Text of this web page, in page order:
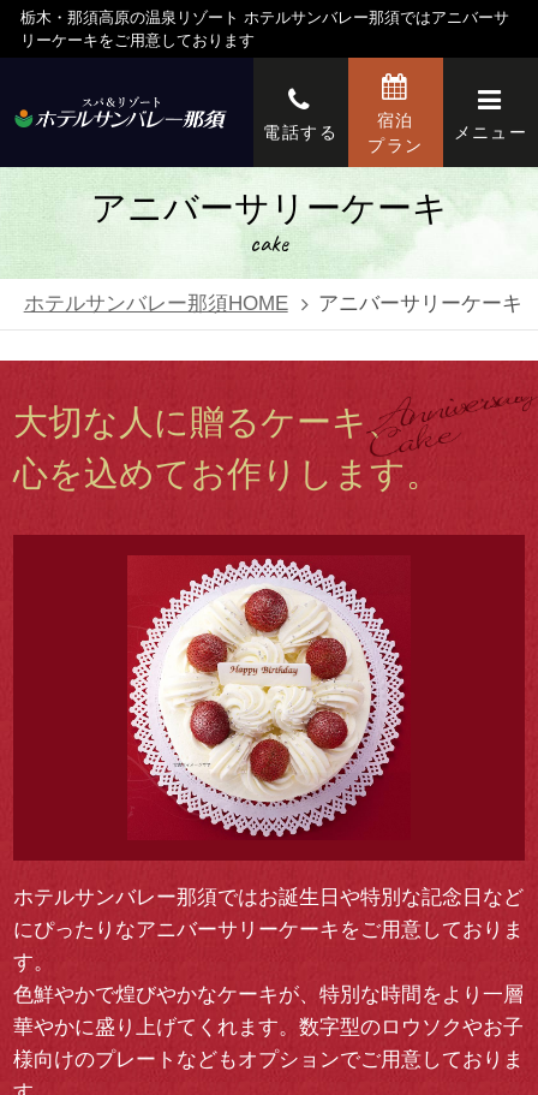
栃木・那須高原の温泉リゾート ホテルサンバレー那須ではアニバーサ
リーケーキをご用意しております
電話する
宿泊
プラン
メニュー
アニバーサリーケーキ
cake
ホテルサンバレー那須HOME アニバーサリーケーキ
大切な人に贈るケーキ、
心を込めてお作りします。
ホテルサンバレー那須ではお誕生日や特別な記念日など
にぴったりなアニバーサリーケーキをご用意しておりま
す。
色鮮やかで煌びやかなケーキが、特別な時間をより一層
華やかに盛り上げてくれます。数字型のロウソクやお子
様向けのプレートなどもオプションでご用意しておりま